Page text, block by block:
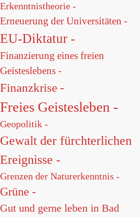
Erkenntnistheorie -
Erneuerung der Universitäten -
EU-Diktatur -
Finanzierung eines freien
Geisteslebens -
Finanzkrise -
Freies Geistesleben -
Geopolitik -
Gewalt der fürchterlichen
Ereignisse -
Grenzen der Naturerkenntnis -
Grüne -
Gut und gerne leben in Bad